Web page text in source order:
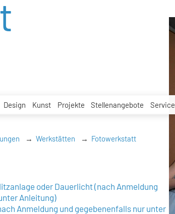
Design Kunst Projekte Stellenangebote Service
Werkstätten Fotowerkstatt
oder Dauerlicht (nach Anmeldung
Anleitung)
Anmeldung und gegebenenfalls nur unter